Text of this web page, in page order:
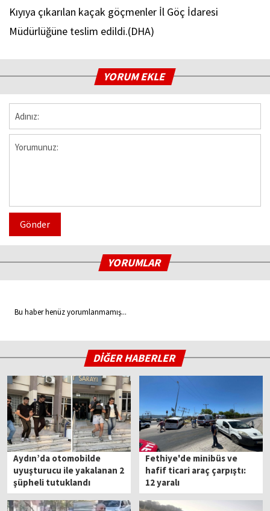
Kıyıya çıkarılan kaçak göçmenler İl Göç İdaresi
Müdürlüğüne teslim edildi.(DHA)
YORUM EKLE
Gönder
YORUMLAR
Bu haber henüz yorumlanmamış...
DİĞER HABERLER
Aydın’da otomobilde
uyuşturucu ile yakalanan 2
şüpheli tutuklandı
Fethiye'de minibüs ve
hafif ticari araç çarpıştı:
12 yaralı